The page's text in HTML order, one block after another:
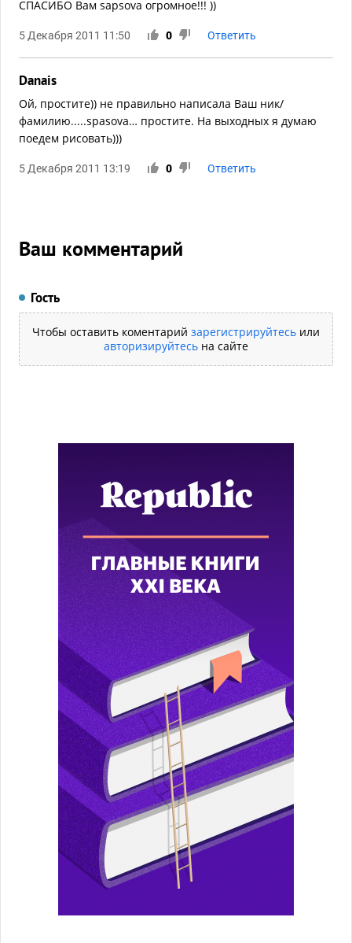
СПАСИБО Вам sapsova огромное!!! ))
5 Декабря 2011 11:50 0 Ответить
Danais
Ой, простите)) не правильно написала Ваш ник/
фамилию.....spasova… простите. На выходных я думаю
поедем рисовать)))
5 Декабря 2011 13:19 0 Ответить
Ваш комментарий
Гость
Чтобы оставить коментарий зарегистрируйтесь или
авторизируйтесь на сайте